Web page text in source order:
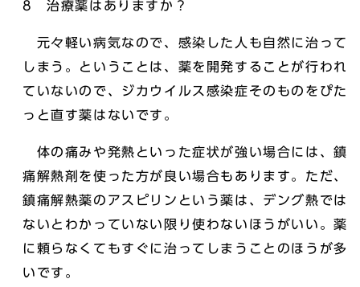
8 治療薬はありますか？
元々軽い病気なので、感染した人も自然に治って
しまう。ということは、薬を開発することが行われ
ていないので、ジカウイルス感染症そのものをぴた
っと直す薬はないです。
体の痛みや発熱といった症状が強い場合には、鎮
痛解熱剤を使った方が良い場合もあります。ただ、
鎮痛解熱薬のアスピリンという薬は、デング熱では
ないとわかっていない限り使わないほうがいい。薬
に頼らなくてもすぐに治ってしまうことのほうが多
いです。